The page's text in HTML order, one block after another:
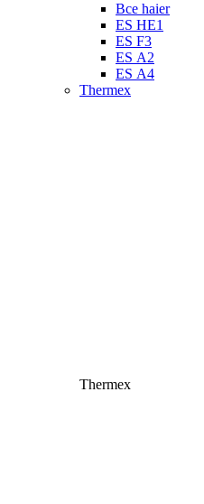
Все haier
ES HE1
ES F3
ES А2
ES А4
Thermex
Thermex